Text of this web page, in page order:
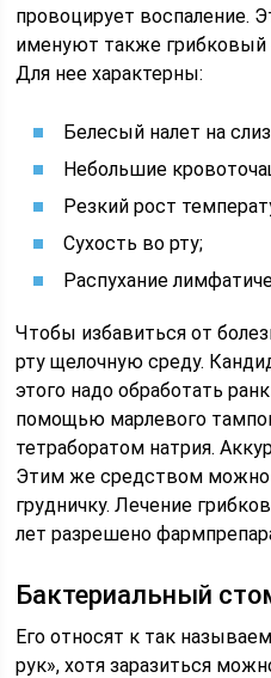
провоцирует воспаление.
именуют также грибковый
Для нее характерны:
Белесый налет на
Небольшие
Резкий рост
Сухость во рту;
Распухание
Чтобы избавиться от
рту щелочную среду.
этого надо обработать
помощью марлевого
тетраборатом натрия.
Этим же средством можно
грудничку. Лечение
лет разрешено
Бактериальный
Его относят к так
рук», хотя заразиться